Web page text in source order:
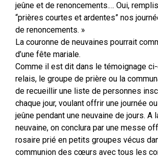
jeûne et de renoncements.… Oui,
“prières courtes et ardentes” nos
de renoncements. »
La couronne de neuvaines pourrait
d’une fête mariale.
Comme il est dit dans le témoignage
relais, le groupe de prière ou la
de recueillir une liste de personnes
chaque jour, voulant offrir une journée
jeûne pendant une neuvaine de jours. A
neuvaine, on conclura par une messe
rosaire prié en petits groupes vécus
communion des cœurs avec tous les